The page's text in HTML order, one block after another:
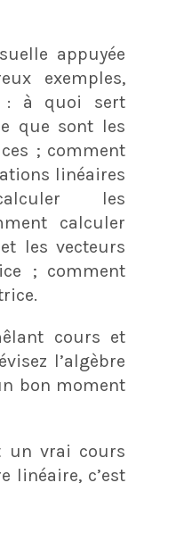
appuyée
exemples,
: à quoi sert
que sont les
; comment
linéaires
les
calculer
les vecteurs
; comment
cours et
l’algèbre
bon moment
un vrai cours
linéaire, c’est